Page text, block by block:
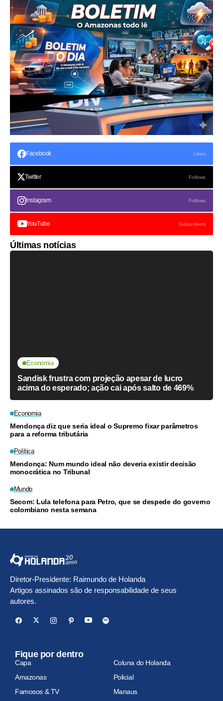
Facebook Likes
Twitter Follows
Instagram Follows
YouTube Subscribers
Últimas notícias
Economia
Sandisk frustra com projeção apesar de lucro
acima do esperado; ação cai após salto de 469%
Economia
Mendonça diz que seria ideal o Supremo fixar parâmetros
para a reforma tributária
Política
Mendonça: Num mundo ideal não deveria existir decisão
monocrática no Tribunal
Mundo
Secom: Lula telefona para Petro, que se despede do governo
colombiano nesta semana
Diretor-Presidente: Raimundo de Holanda
Artigos assinados são de responsabilidade de seus
autores.
Fique por dentro
Capa
Coluna do Holanda
Amazonas
Policial
Famosos & TV
Manaus